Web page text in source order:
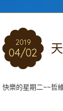
2019
04/02
2019
04/02
快樂的星期二~~哲